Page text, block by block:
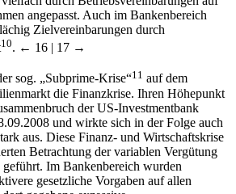
angepasst. Auch im Bankenbereich
Zielvereinbarungen durch
10. ← 16 | 17 →
sog. „Subprime-Krise“11 auf dem
die Finanzkrise. Ihren Höhepunkt
der US-Investmentbank
und wirkte sich in der Folge auch
aus. Diese Finanz- und Wirtschaftskrise
Betrachtung der variablen Vergütung
Im Bankenbereich wurden
gesetzliche Vorgaben auf allen